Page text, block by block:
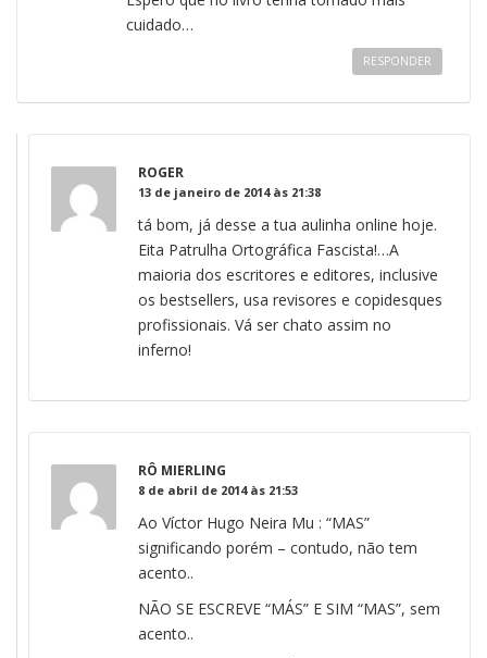
cuidado…
RESPONDER
ROGER
13 de janeiro de 2014 às 21:38
tá bom, já desse a tua aulinha online hoje.
Eita Patrulha Ortográfica Fascista!…A
maioria dos escritores e editores, inclusive
os bestsellers, usa revisores e copidesques
profissionais. Vá ser chato assim no
inferno!
RÔ MIERLING
8 de abril de 2014 às 21:53
Ao Víctor Hugo Neira Mu : “MAS”
significando porém – contudo, não tem
acento..
NÃO SE ESCREVE “MÁS” E SIM “MAS”, sem
acento..